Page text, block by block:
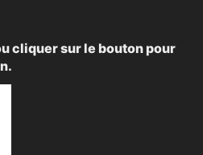
cliquer sur le bouton pour